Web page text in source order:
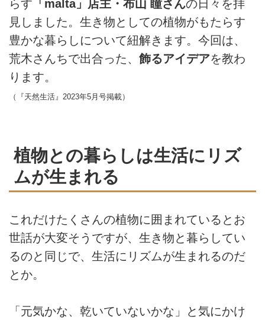
らす 「malta」店主・布山 瞳さんの日々を拝
見しました。生き物としての植物がもたらす
豊かな暮らしについて紐解きます。今回は、
荒木さんちで出合った、 飾るアイデアを教わ
ります。
（『天然生活』2023年5月号掲載）
植物との暮らしは生活にリズ
ムが生まれる
これだけたくさんの植物に囲まれているとお
世話が大変そうですが、生き物と暮らしてい
るのと同じで、生活にリズムが生まれるのだ
とか。
「元気かな、乾いていないかな」と気にかけ